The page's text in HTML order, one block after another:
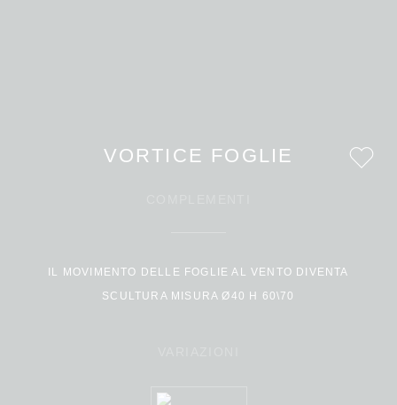
VORTICE FOGLIE
IL MOVIMENTO DELLE FOGLIE AL VENTO DIVENTA
SCULTURA MISURA Ø40 H 60\70